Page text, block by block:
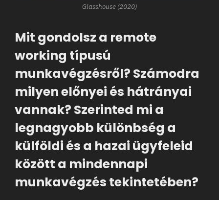
Glasshouse (2020)
Mit gondolsz a remote
working típusú
munkavégzésről? Számodra
milyen előnyei és hátrányai
vannak? Szerinted mi a
legnagyobb különbség a
külföldi és a hazai ügyfeleid
között a mindennapi
munkavégzés tekintetében?